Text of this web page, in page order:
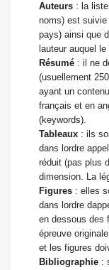
Auteurs : la
noms) est suivie
pays) ainsi que
lauteur auquel
Résumé : il ne
(usuellement
ayant un
français et en
(keywords).
Tableaux : ils
dans lordre
réduit (pas plus
dimension. La
Figures : elles
dans lordre
en dessous des
épreuve
et les figures
Bibliographie :